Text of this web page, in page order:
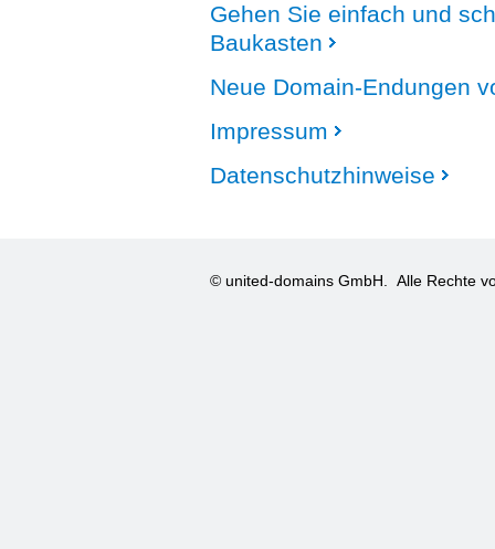
Gehen Sie einfach und
Baukasten
Neue Domain-Endungen
Impressum
Datenschutzhinweise
© united-domains GmbH. Alle Rechte